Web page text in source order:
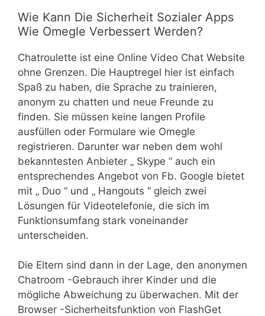
Wie Kann Die Sicherheit Sozialer Apps
Wie Omegle Verbessert Werden?
Chatroulette ist eine Online Video Chat Website
ohne Grenzen. Die Hauptregel hier ist einfach
Spaß zu haben, die Sprache zu trainieren,
anonym zu chatten und neue Freunde zu
finden. Sie müssen keine langen Profile
ausfüllen oder Formulare wie Omegle
registrieren. Darunter war neben dem wohl
bekanntesten Anbieter „ Skype “ auch ein
entsprechendes Angebot von Fb. Google bietet
mit „ Duo “ und „ Hangouts “ gleich zwei
Lösungen für Videotelefonie, die sich im
Funktionsumfang stark voneinander
unterscheiden.
Die Eltern sind dann in der Lage, den anonymen
Chatroom -Gebrauch ihrer Kinder und die
mögliche Abweichung zu überwachen. Mit der
Browser -Sicherheitsfunktion von FlashGet